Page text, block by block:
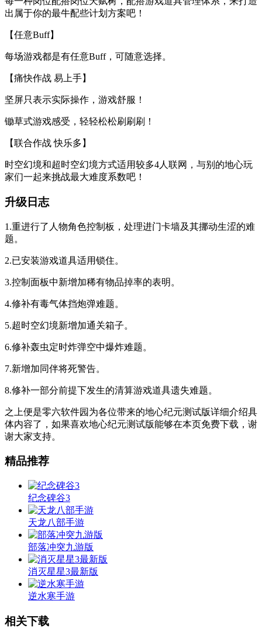
出属于你的最牛配些计划方案吧！
【任意Buff】
每场游戏都是有任意Buff，可随意选择。
【痛快作战 易上手】
坚屏只表示实际操作，游戏舒服！
锄草式游戏感受，轻轻松松刷刷刷！
【联合作战 快乐多】
时空幻境和超时空幻境方式适用较多4人联网，与别的地心玩
家们一起来挑战最大难度系数吧！
升级日志
1.重进行了人物角色控制板，处理进门卡墙及其挪动生涩的难
题。
2.已安装游戏道具适用锁住。
3.控制面板中新增加稀有物品掉率的表明。
4.修补有毒气体挡炮弹难题。
5.超时空幻境新增加通关箱子。
6.修补轰虫定时炸弹空中爆炸难题。
7.新增加同伴将死警告。
8.修补一部分前提下发生的清算游戏道具遗失难题。
之上便是零六软件园为各位带来的地心纪元测试版详细介绍具
体内容了，如果喜欢地心纪元测试版能够在本页免费下载，谢
谢大家支持。
精品推荐
纪念碑谷3
天龙八部手游
部落冲突九游版
消灭星星3最新版
逆水寒手游
相关下载